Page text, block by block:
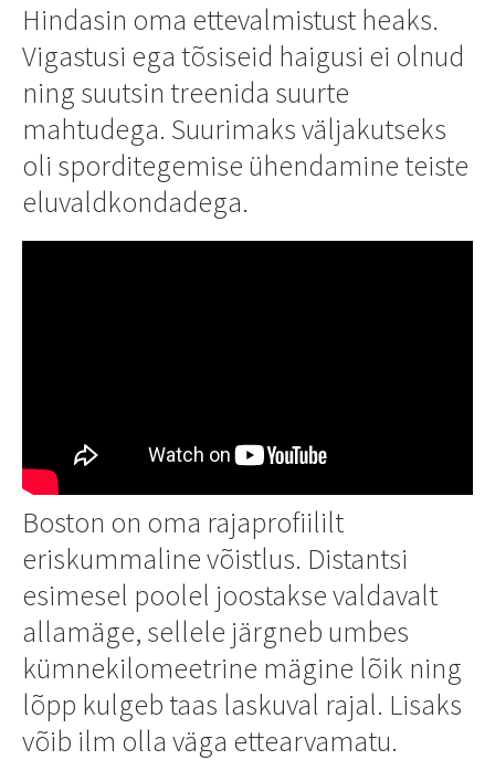
Hindasin oma ettevalmistust heaks.
Vigastusi ega tõsiseid haigusi ei olnud
ning suutsin treenida suurte
mahtudega. Suurimaks väljakutseks
oli sporditegemise ühendamine teiste
eluvaldkondadega.
Boston on oma rajaprofiililt
eriskummaline võistlus. Distantsi
esimesel poolel joostakse valdavalt
allamäge, sellele järgneb umbes
kümnekilomeetrine mägine lõik ning
lõpp kulgeb taas laskuval rajal. Lisaks
võib ilm olla väga ettearvamatu.